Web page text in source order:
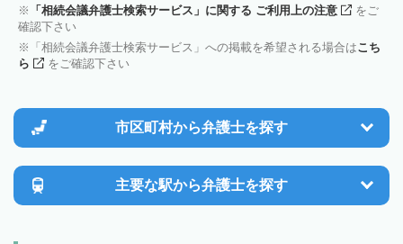
「相続会議弁護士検索サービス」に関する ご利用上の注意
をご
確認下さい
「相続会議弁護士検索サービス」への掲載を希望される場合はこち
ら
をご確認下さい
市区町村から弁護士を探す
主要な駅から弁護士を探す